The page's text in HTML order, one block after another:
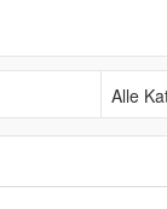
Alle